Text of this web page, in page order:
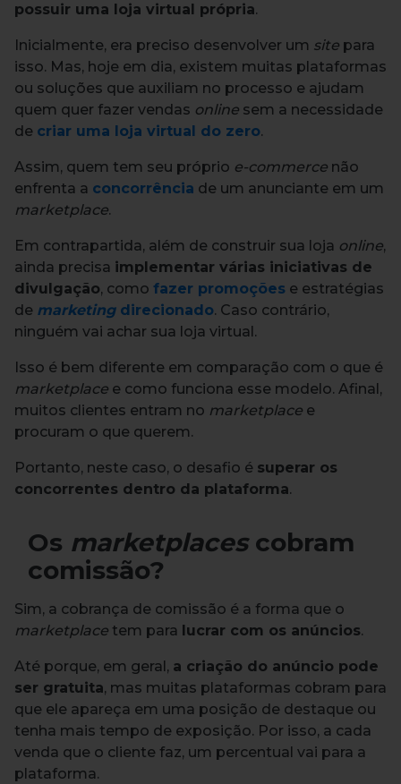
possuir uma loja virtual própria.
Inicialmente, era preciso desenvolver um site para
isso. Mas, hoje em dia, existem muitas plataformas
ou soluções que auxiliam no processo e ajudam
quem quer fazer vendas online sem a necessidade
de criar uma loja virtual do zero.
Assim, quem tem seu próprio e-commerce não
enfrenta a concorrência de um anunciante em um
marketplace.
Em contrapartida, além de construir sua loja online,
ainda precisa implementar várias iniciativas de
divulgação, como fazer promoções e estratégias
de marketingdirecionado. Caso contrário,
ninguém vai achar sua loja virtual.
Isso é bem diferente em comparação com o que é
marketplace e como funciona esse modelo. Afinal,
muitos clientes entram no marketplace e
procuram o que querem.
Portanto, neste caso, o desafio é superar os
concorrentes dentro da plataforma.
Os marketplacescobram
comissão?
Sim, a cobrança de comissão é a forma que o
marketplace tem para lucrar com os anúncios.
Até porque, em geral, a criação do anúncio pode
ser gratuita, mas muitas plataformas cobram para
que ele apareça em uma posição de destaque ou
tenha mais tempo de exposição. Por isso, a cada
venda que o cliente faz, um percentual vai para a
plataforma.